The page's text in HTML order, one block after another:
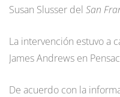
Susan Slusser del San
La intervención estuvo a
James Andrews en
De acuerdo con la